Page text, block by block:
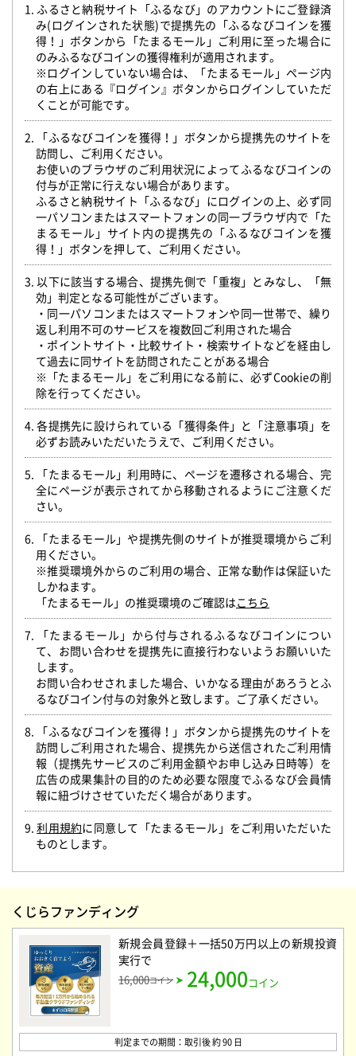
1. ふるさと納税サイト「ふるなび」のアカウントにご登録済
み(ログインされた状態)で提携先の「ふるなびコインを獲
得！」ボタンから「たまるモール」ご利用に至った場合に
のみふるなびコインの獲得権利が適用されます。
※ログインしていない場合は、「たまるモール」ページ内
の右上にある『ログイン』ボタンからログインしていただ
くことが可能です。
2. 「ふるなびコインを獲得！」ボタンから提携先のサイトを
訪問し、ご利用ください。
お使いのブラウザのご利用状況によってふるなびコインの
付与が正常に行えない場合があります。
ふるさと納税サイト「ふるなび」にログインの上、必ず同
一パソコンまたはスマートフォンの同一ブラウザ内で「た
まるモール」サイト内の提携先の「ふるなびコインを獲
得！」ボタンを押して、ご利用ください。
3. 以下に該当する場合、提携先側で「重複」とみなし、「無
効」判定となる可能性がございます。
・同一パソコンまたはスマートフォンや同一世帯で、繰り
返し利用不可のサービスを複数回ご利用された場合
・ポイントサイト・比較サイト・検索サイトなどを経由し
て過去に同サイトを訪問されたことがある場合
※「たまるモール」をご利用になる前に、必ずCookieの削
除を行ってください。
4. 各提携先に設けられている「獲得条件」と「注意事項」を
必ずお読みいただいたうえで、ご利用ください。
5. 「たまるモール」利用時に、ページを遷移される場合、完
全にページが表示されてから移動されるようにご注意くだ
さい。
6. 「たまるモール」や提携先側のサイトが推奨環境からご利
用ください。
※推奨環境外からのご利用の場合、正常な動作は保証いた
しかねます。
「たまるモール」の推奨環境のご確認はこちら
7. 「たまるモール」から付与されるふるなびコインについ
て、お問い合わせを提携先に直接行わないようお願いいた
します。
お問い合わせされました場合、いかなる理由があろうとふ
るなびコイン付与の対象外と致します。ご了承ください。
8. 「ふるなびコインを獲得！」ボタンから提携先のサイトを
訪問しご利用された場合、提携先から送信されたご利用情
報（提携先サービスのご利用金額やお申し込み日時等）を
広告の成果集計の目的のため必要な限度でふるなび会員情
報に紐づけさせていただく場合があります。
9.利用規約に同意して「たまるモール」をご利用いただいた
ものとします。
くじらファンディング
新規会員登録＋一括50万円以上の新規投資
実行で
16,000コイン 24,000コイン
判定までの期間：取引後 約 90 日